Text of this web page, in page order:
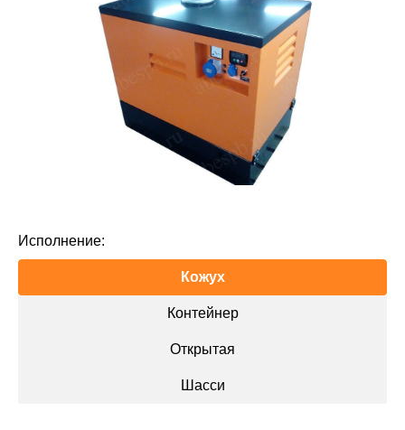
Исполнение:
Кожух
Контейнер
Открытая
Шасси